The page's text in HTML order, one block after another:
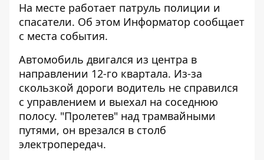
На месте работает патруль полиции и
спасатели. Об этом Информатор сообщает
с места события.
Автомобиль двигался из центра в
направлении 12-го квартала. Из-за
скользкой дороги водитель не справился
с управлением и выехал на соседнюю
полосу. "Пролетев" над трамвайными
путями, он врезался в столб
электропередач.